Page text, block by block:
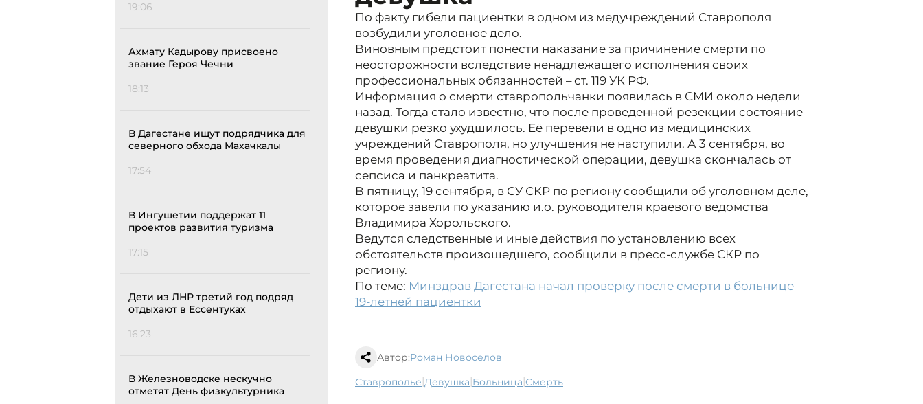
19:06
Ахмату Кадырову присвоено
звание Героя Чечни
18:13
В Дагестане ищут подрядчика для
северного обхода Махачкалы
17:54
В Ингушетии поддержат 11
проектов развития туризма
17:15
Дети из ЛНР третий год подряд
отдыхают в Ессентуках
16:23
В Железноводске нескучно
отметят День физкультурника
По факту гибели пациентки в одном из медучреждений Ставрополя
возбудили уголовное дело.
Виновным предстоит понести наказание за причинение смерти по
неосторожности вследствие ненадлежащего исполнения своих
профессиональных обязанностей – ст. 119 УК РФ.
Информация о смерти ставропольчанки появилась в СМИ около недели
назад. Тогда стало известно, что после проведенной резекции состояние
девушки резко ухудшилось. Её перевели в одно из медицинских
учреждений Ставрополя, но улучшения не наступили. А 3 сентября, во
время проведения диагностической операции, девушка скончалась от
сепсиса и панкреатита.
В пятницу, 19 сентября, в СУ СКР по региону сообщили об уголовном деле,
которое завели по указанию и.о. руководителя краевого ведомства
Владимира Хорольского.
Ведутся следственные и иные действия по установлению всех
обстоятельств произошедшего, сообщили в пресс-службе СКР по
региону.
По теме: Минздрав Дагестана начал проверку после смерти в больнице
19-летней пациентки
Автор:Роман Новоселов
Ставрополье| девушка| больница| смерть